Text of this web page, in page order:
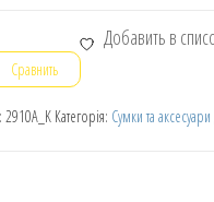
Добавить в
Сравнить
2910A_K Категорія: Сумки та аксесуари